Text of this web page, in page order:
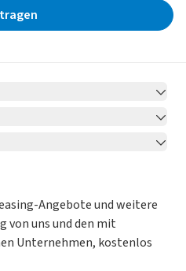
Angebote und weitere
von uns und den mit
Unternehmen, kostenlos